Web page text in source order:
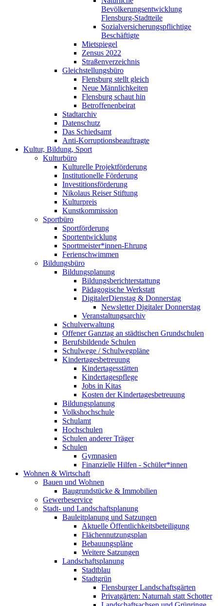
Bevölkerungsentwicklung
Flensburg-Stadtteile
Sozialversicherungspflichtige
Beschäftigte
Mietspiegel
Zensus 2022
Straßenverzeichnis
Gleichstellungsbüro
Flensburg stellt gleich
Neue Männlichkeiten
Flensburg schaut hin
Betroffenenbeirat
Stadtarchiv
Datenschutz
Das Schiedsamt
Anti-Korruptionsbeauftragte
Kultur, Bildung, Sport
Kulturbüro
Kulturelle Projektförderung
Institutionelle Förderung
Investitionsförderung
Nikolaus Reiser Stiftung
Kulturpreis
Kunstkommission
Sportbüro
Sportförderung
Sportentwicklung
Sportmeister*innen-Ehrung
Ferienschwimmen
Bildungsbüro
Bildungsplanung
Bildungsberichterstattung
Pädagogische Werkstatt
DigitalerDienstag & Donnerstag
Newsletter Digitaler Donnerstag
Veranstaltungsarchiv
Schulverwaltung
Offener Ganztag an städtischen Grundschulen
Berufsbildende Schulen
Schulwege / Schulwegpläne
Kindertagesbetreuung
Kindertagesstätten
Kindertagespflege
Jobs in Kitas
Kosten der Kindertagesbetreuung
Bildungsplanung
Volkshochschule
Schulamt
Hochschulen
Schulen anderer Träger
Schulen
Gymnasien
Finanzielle Hilfen - Schüler*innen
Wohnen & Wirtschaft
Bauen und Wohnen
Baugrundstücke & Immobilien
Gewerbeservice
Stadt- und Landschaftsplanung
Bauleitplanung und Satzungen
Aktuelle Öffentlichkeitsbeteiligung
Flächennutzungsplan
Bebauungspläne
Weitere Satzungen
Landschaftsplanung
Stadtblau
Stadtgrün
Flensburger Landschaftsgärten
Privatgärten: Naturnah statt Schotter